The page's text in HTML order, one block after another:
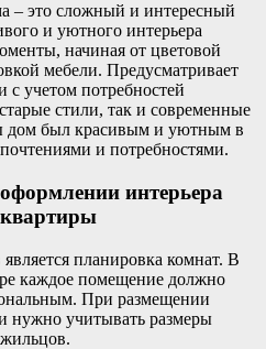
– это сложный и интересный
и уютного интерьера
начиная от цветовой
мебели. Предусматривает
с учетом потребностей
стили, так и современные
дом был красивым и уютным в
и потребностями.
интерьера
планировка комнат. В
каждое помещение должно
При размещении
нужно учитывать размеры